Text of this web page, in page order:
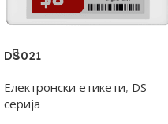
DS021
Електронски етикети, DS
серија